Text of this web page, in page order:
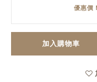
優惠價
加入購物車